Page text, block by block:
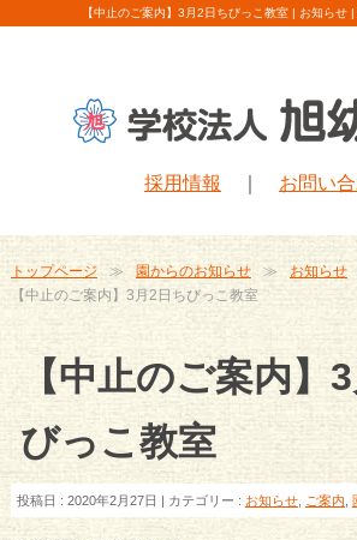
【中止のご案内】3月2日ちびっこ教室 | お知らせ
採用情報 お問い
トップページ 園からのお知らせ
お知らせ
【中止のご案内】3月2日ちびっこ教室
【中止のご案内】
びっこ教室
投稿日 : 2020年2月27日 | カテゴリー : お知らせ, ご案内